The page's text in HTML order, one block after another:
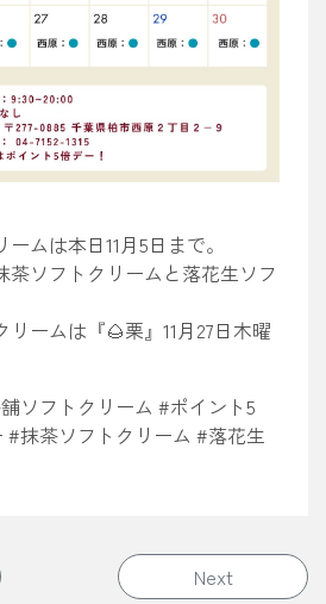
ムは本日11月5日まで。
茶ソフトクリームと落花生ソフ
ームは『🌰栗』11月27日木曜
ソフトクリーム #ポイント5
抹茶ソフトクリーム #落花生
ション Next